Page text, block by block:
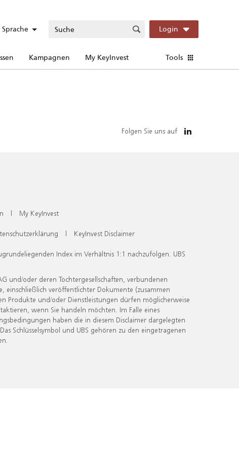
Sprache Login
Kampagnen My KeyInvest Tools
Folgen Sie uns auf
| My KeyInvest
| KeyInvest Disclaimer
Index im Verhältnis 1:1 nachzufolgen. UBS
und/oder deren Tochtergesellschaften, verbundenen
einschließlich veröffentlichter Dokumente (zusammen
Produkte und/oder Dienstleistungen dürfen möglicherweise
wenn Sie handeln möchten. Im Falle eines
haben die in diesem Disclaimer dargelegten
Schlüsselsymbol und UBS gehören zu den eingetragenen